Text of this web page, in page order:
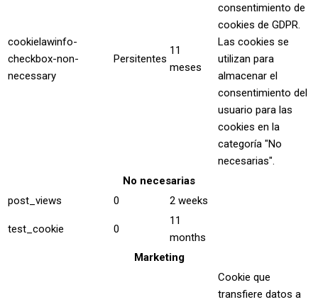
cookielawinfo-
checkbox-non-
necessary
Persitentes
11
meses
consentimiento de
cookies de GDPR.
Las cookies se
utilizan para
almacenar el
consentimiento del
usuario para las
cookies en la
categoría "No
necesarias".
No necesarias
post_views
0 2 weeks
test_cookie 0
11
months
Marketing
Cookie que
transfiere datos a